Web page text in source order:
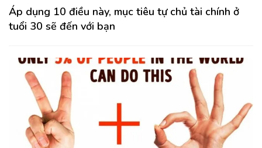
Áp dụng 10 điều này, mục tiêu tự chủ tài chính ở
tuổi 30 sẽ đến với bạn